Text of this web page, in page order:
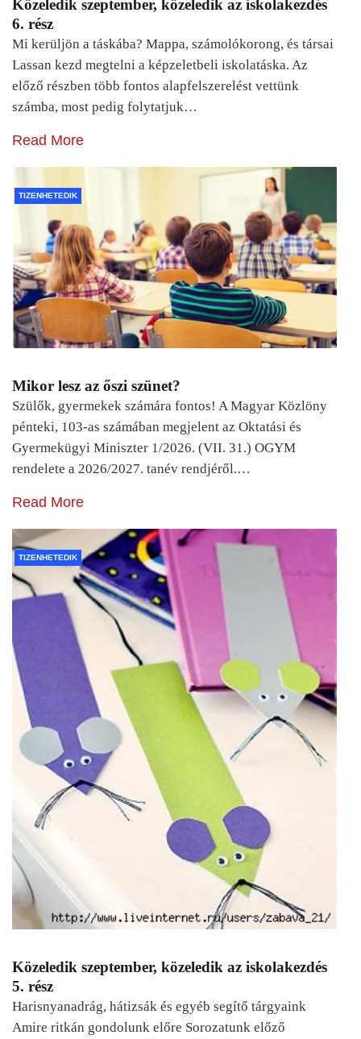
Közeledik szeptember, közeledik az iskolakezdés
6. rész
Mi kerüljön a táskába? Mappa, számolókorong, és társai
Lassan kezd megtelni a képzeletbeli iskolatáska. Az
előző részben több fontos alapfelszerelést vettünk
számba, most pedig folytatjuk…
Read More
TIZENHETEDIK
Mikor lesz az őszi szünet?
Szülők, gyermekek számára fontos! A Magyar Közlöny
pénteki, 103-as számában megjelent az Oktatási és
Gyermekügyi Miniszter 1/2026. (VII. 31.) OGYM
rendelete a 2026/2027. tanév rendjéről.…
Read More
TIZENHETEDIK
Közeledik szeptember, közeledik az iskolakezdés
5. rész
Harisnyanadrág, hátizsák és egyéb segítő tárgyaink
Amire ritkán gondolunk előre Sorozatunk előző